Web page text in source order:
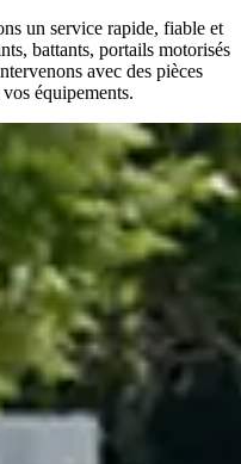
un service rapide, fiable et
battants, portails motorisés
avec des pièces
équipements.